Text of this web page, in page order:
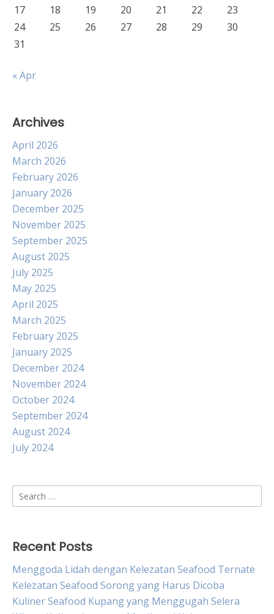
17
18 19 20 21 22
23
24
25 26 27 28 29
30
31
« Apr
Archives
April 2026
March 2026
February 2026
January 2026
December 2025
November 2025
September 2025
August 2025
July 2025
May 2025
April 2025
March 2025
February 2025
January 2025
December 2024
November 2024
October 2024
September 2024
August 2024
July 2024
Search
for:
Recent Posts
Menggoda Lidah dengan Kelezatan Seafood Ternate
Kelezatan Seafood Sorong yang Harus Dicoba
Kuliner Seafood Kupang yang Menggugah Selera